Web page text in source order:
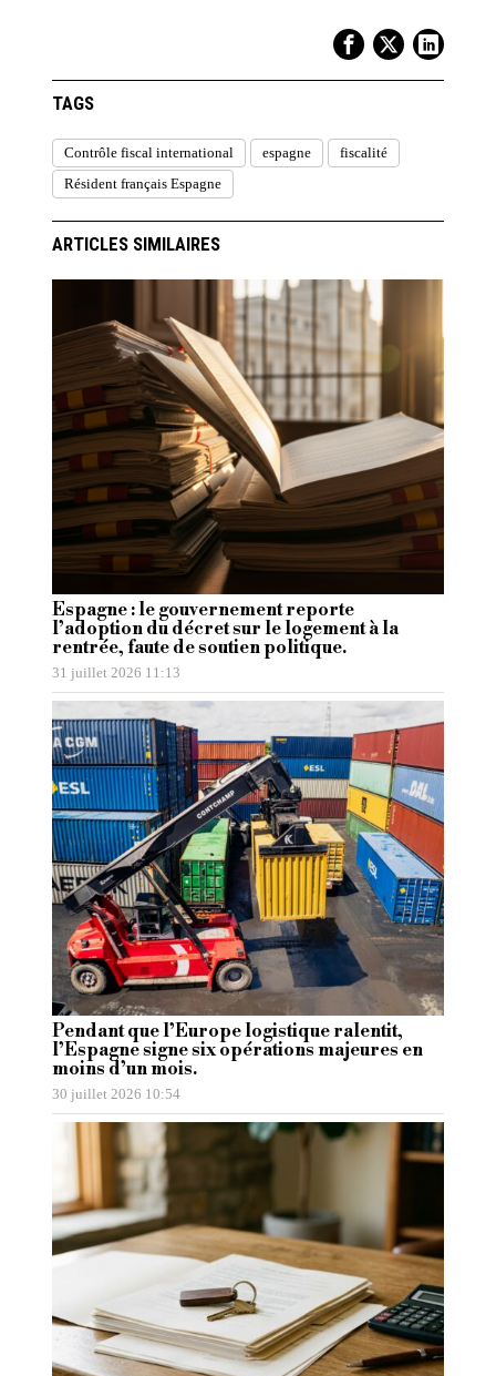
TAGS
Contrôle fiscal international espagne
fiscalité
Résident français Espagne
ARTICLES SIMILAIRES
Espagne : le gouvernement reporte
l’adoption du décret sur le logement à la
rentrée, faute de soutien politique.
31 juillet 2026 11:13
Pendant que l’Europe logistique ralentit,
l’Espagne signe six opérations majeures en
moins d’un mois.
30 juillet 2026 10:54